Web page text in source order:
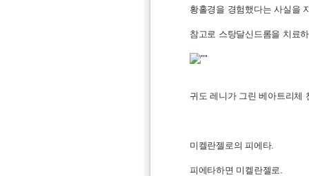
황홀경을 경험했다는 사실을
참고로 스탕달신드롬을 치료
귀도 레니가 그린 베아트리체
미켈란젤로의 피에타.
피에타하면 미켈란젤로.